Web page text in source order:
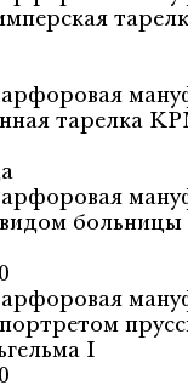
тарелка
I